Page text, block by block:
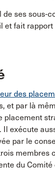
ses sous-
et fait
des
et par là
placement
Il exécute
par le
membres
du Comité